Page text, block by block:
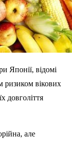
Японії, відомі
ризиком вікових
довголіття
але